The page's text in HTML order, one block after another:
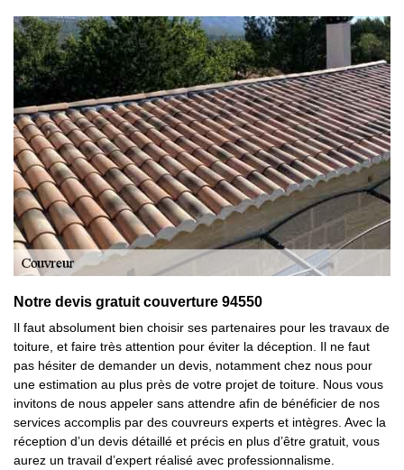
Notre devis gratuit couverture 94550
Il faut absolument bien choisir ses partenaires pour les travaux de
toiture, et faire très attention pour éviter la déception. Il ne faut
pas hésiter de demander un devis, notamment chez nous pour
une estimation au plus près de votre projet de toiture. Nous vous
invitons de nous appeler sans attendre afin de bénéficier de nos
services accomplis par des couvreurs experts et intègres. Avec la
réception d’un devis détaillé et précis en plus d’être gratuit, vous
aurez un travail d’expert réalisé avec professionnalisme.